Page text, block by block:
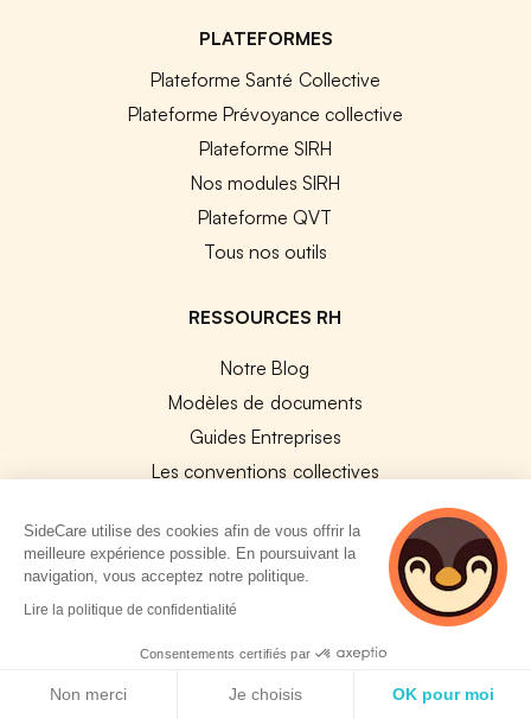
PLATEFORMES
Plateforme Santé Collective
Plateforme Prévoyance collective
Plateforme SIRH
Nos modules SIRH
Plateforme QVT
Tous nos outils
RESSOURCES RH
Notre Blog
Modèles de documents
Guides Entreprises
Les conventions collectives
Base des métiers
Les assureurs partenaires
Le PMSS par année
Bureaux CPAM
SideCare utilise des cookies afin de vous offrir la
meilleure expérience possible. En poursuivant la
navigation, vous acceptez notre politique.
Lire la politique de confidentialité
Consentements certifiés par
Non merci Je choisis OK pour moi
2 personnes
consultent
actuellement cette